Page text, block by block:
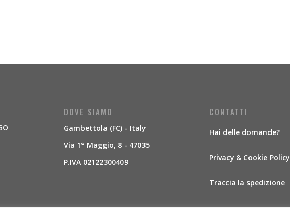
DOVE SIAMO
Gambettola (FC) - Italy
Via 1° Maggio, 8 - 47035
P.IVA 02122300409
CONTATTI
Hai delle domande?
Privacy & Cookie Policy
Traccia la spedizione